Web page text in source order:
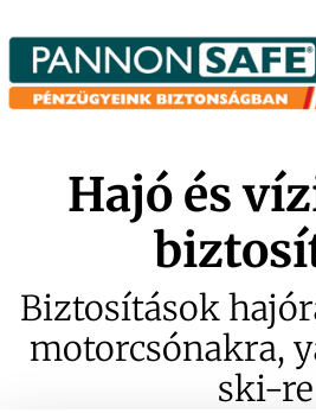
Hajó és
Biztosítások
motorcsónakra,
ski-re